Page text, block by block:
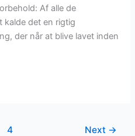
Af alle de
kalde det en rigtig
der når at blive lavet inden
4 Next →